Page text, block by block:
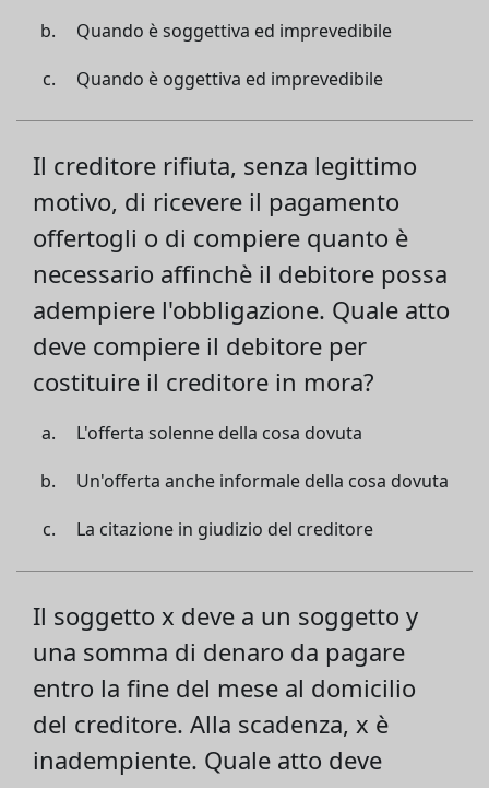
Quando è soggettiva ed imprevedibile
Quando è oggettiva ed imprevedibile
Il creditore rifiuta, senza legittimo
motivo, di ricevere il pagamento
offertogli o di compiere quanto è
necessario affinchè il debitore possa
adempiere l'obbligazione. Quale atto
deve compiere il debitore per
costituire il creditore in mora?
L'offerta solenne della cosa dovuta
Un'offerta anche informale della cosa dovuta
La citazione in giudizio del creditore
Il soggetto x deve a un soggetto y
una somma di denaro da pagare
entro la fine del mese al domicilio
del creditore. Alla scadenza, x è
inadempiente. Quale atto deve